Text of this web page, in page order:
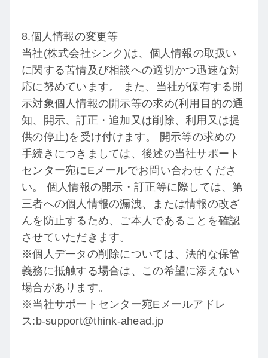
8.個人情報の変更等
当社(株式会社シンク)は、個人情報の取扱い
に関する苦情及び相談への適切かつ迅速な対
応に努めています。 また、当社が保有する開
示対象個人情報の開示等の求め(利用目的の通
知、開示、訂正・追加又は削除、利用又は提
供の停止)を受け付けます。 開示等の求めの
手続きにつきましては、後述の当社サポート
センター宛にEメールでお問い合わせくださ
い。 個人情報の開示・訂正等に際しては、第
三者への個人情報の漏洩、または情報の改ざ
んを防止するため、ご本人であることを確認
させていただきます。
※個人データの削除については、法的な保管
義務に抵触する場合は、この希望に添えない
場合があります。
※当社サポートセンター宛Eメールアドレ
ス:b-support@think-ahead.jp